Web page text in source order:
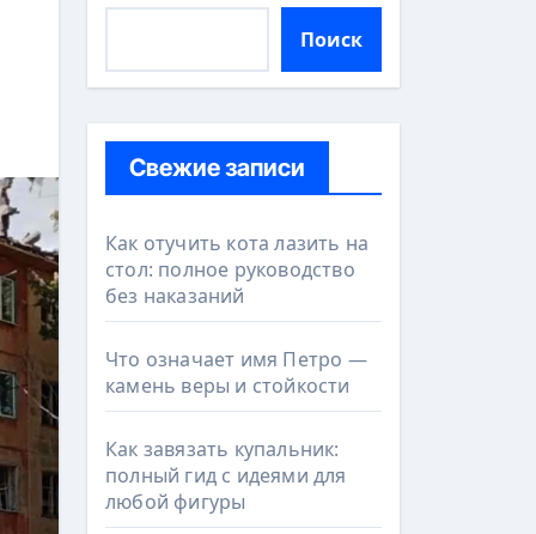
Поиск
Свежие записи
Как отучить кота лазить на
стол: полное руководство
без наказаний
Что означает имя Петро —
камень веры и стойкости
Как завязать купальник:
полный гид с идеями для
любой фигуры